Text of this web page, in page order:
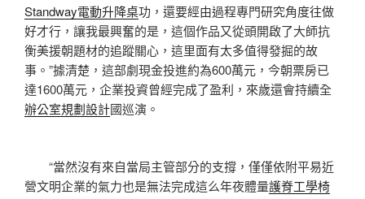
Standway電動升降桌功，還要經由過程專門研究角度往做
好才行，讓我最興奮的是，這個作品又從頭開啟了大師抗
衡美援朝題材的追蹤關心，這里面有太多值得發掘的故
事。”據清楚，這部劇現金投進約為600萬元，今朝票房已
達1600萬元，企業投資曾經完成了盈利，來歲還會持續全
辦公室規劃設計國巡演。
“當然沒有來自當局主管部分的支撐，僅僅依附平易近
營文明企業的氣力也是無法完成這么年夜體量護脊工學椅